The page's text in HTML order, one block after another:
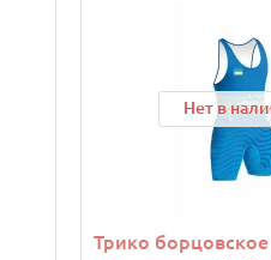
Нет в
Трико борцовское